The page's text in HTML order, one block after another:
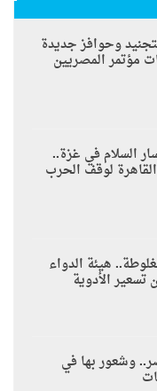
وحوافز جديدة
مؤتمر المصريين
السلام في غزة..
لوقف الحرب
هيئة الدواء
تسعير الأدوية
وشعور بها في